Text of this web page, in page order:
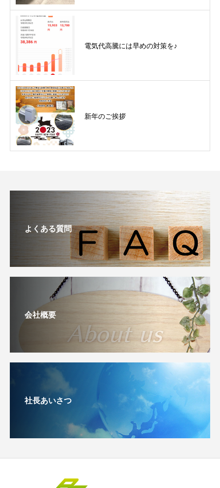
電気代高騰には早めの対策を♪
新年のご挨拶
よくある質問
会社概要
社長あいさつ